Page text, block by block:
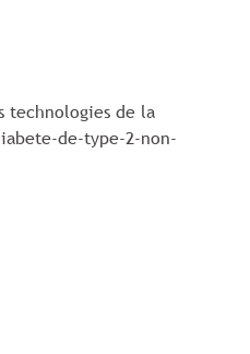
technologies de la
de-type-2-non-